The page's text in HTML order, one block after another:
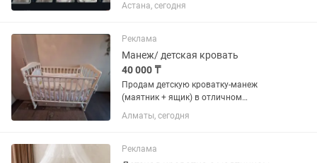
Астана, сегодня
Реклама
Манеж/ детская кровать
40 000 ₸
Продам детскую кроватку-манеж
(маятник + ящик) в отличном
состоянии. 🤍 Удобная, прочная и
красивая детская кроватка цвета
аккуратно, состояние очень хорошее.
✅...
Алматы, сегодня
Реклама